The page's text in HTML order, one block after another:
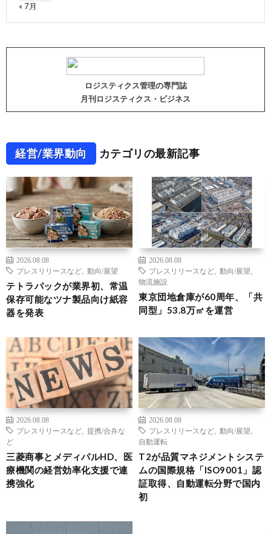
« 7月
ロジスティクス管理の専門誌
月刊ロジスティクス・ビジネス
経営/業界動向 カテゴリの最新記事
2026.08.08
プレスリリースなど
動向/展望
テトラパックが業界初、常温
保存可能なツナ製品向け紙容
器を発表
2026.08.08
プレスリリースなど
動向/展望
物流施設
東京団地倉庫が60周年、「共
同型」53.8万㎡を運営
2026.08.08
プレスリリースなど
提携/合弁な
ど
三菱商事とメディパルHD、医
療機関の経営効率化支援で連
携強化
2026.08.08
プレスリリースなど
動向/展望
自動運転
T2が品質マネジメントシステ
ムの国際規格「ISO9001」認
証取得、自動運転分野で国内
初